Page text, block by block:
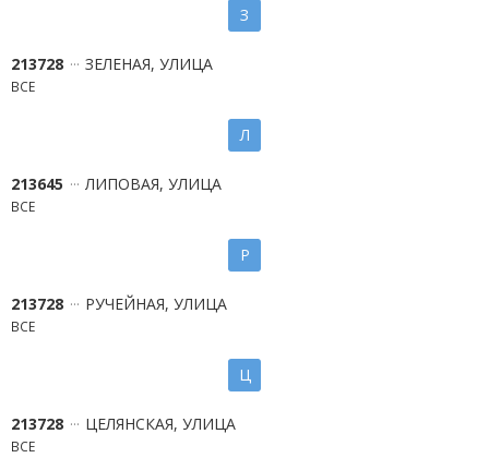
З
213728 ЗЕЛЕНАЯ, УЛИЦА
ВСЕ
Л
213645 ЛИПОВАЯ, УЛИЦА
ВСЕ
Р
213728 РУЧЕЙНАЯ, УЛИЦА
ВСЕ
Ц
213728 ЦЕЛЯНСКАЯ, УЛИЦА
ВСЕ